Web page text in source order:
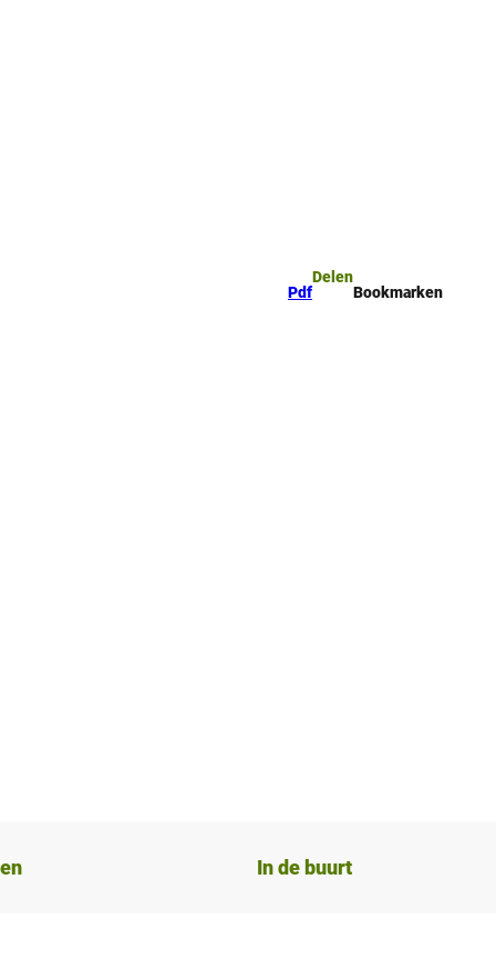
Pdf
Delen
Bookmarken
In de buurt